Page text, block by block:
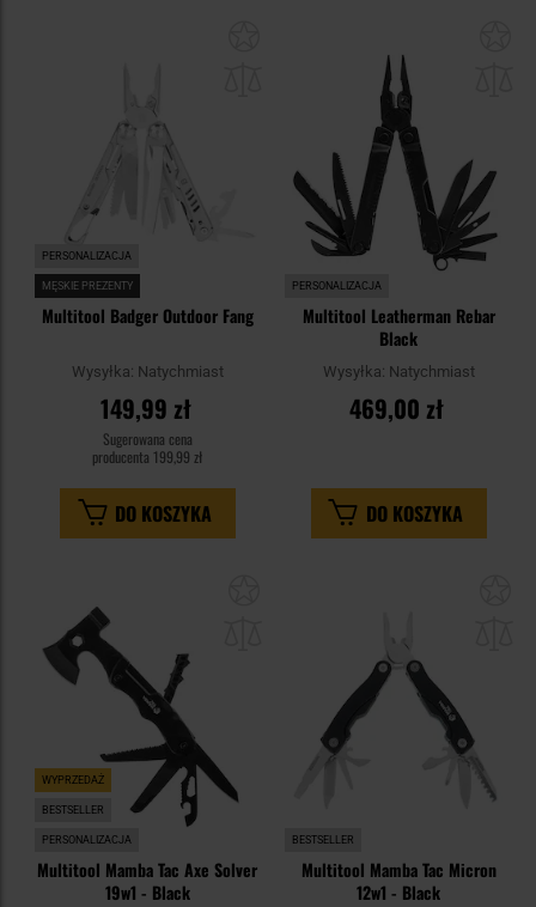
PERSONALIZACJA
MĘSKIE PREZENTY
Multitool Badger Outdoor Fang
Wysyłka: Natychmiast
149,99 zł
Sugerowana cena
producenta 199,99 zł
DO KOSZYKA
PERSONALIZACJA
Multitool Leatherman Rebar
Black
Wysyłka: Natychmiast
469,00 zł
DO KOSZYKA
WYPRZEDAŻ
BESTSELLER
PERSONALIZACJA
Multitool Mamba Tac Axe Solver
19w1 - Black
BESTSELLER
Multitool Mamba Tac Micron
12w1 - Black